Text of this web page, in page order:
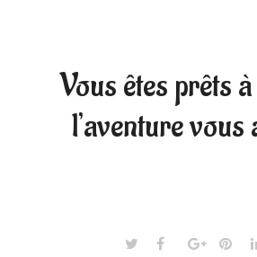
Vous êtes prêts
l’aventure vous